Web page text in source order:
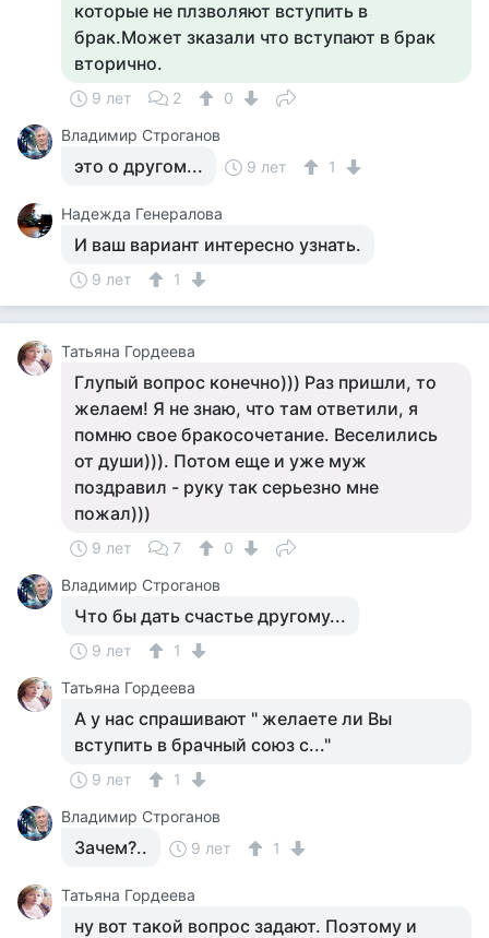
которые не плзволяют вступить в
брак.Может зказали что вступают в брак
вторично.
9 лет 2
0
Владимир Строганов
это о другом... 9 лет 1
Надежда Генералова
И ваш вариант интересно узнать.
9 лет 1
Татьяна Гордеева
Глупый вопрос конечно))) Раз пришли, то
желаем! Я не знаю, что там ответили, я
помню свое бракосочетание. Веселились
от души))). Потом еще и уже муж
поздравил - руку так серьезно мне
пожал)))
9 лет 7
0
Владимир Строганов
Что бы дать счастье другому...
9 лет
1
Татьяна Гордеева
А у нас спрашивают " желаете ли Вы
вступить в брачный союз с..."
9 лет
1
Владимир Строганов
Зачем?.. 9 лет 1
Татьяна Гордеева
ну вот такой вопрос задают. Поэтому и